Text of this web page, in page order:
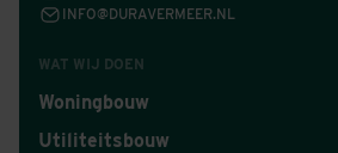
WAT WIJ DOEN
Woningbouw
Utiliteitsbouw
INFO@DURAVERMEER.NL